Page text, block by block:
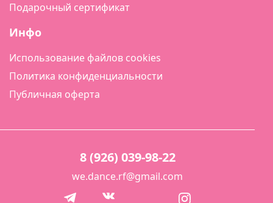
Подарочный сертификат
Инфо
Использование файлов cookies
Политика конфиденциальности
Публичная оферта
8 (926) 039-98-22
we.dance.rf@gmail.com